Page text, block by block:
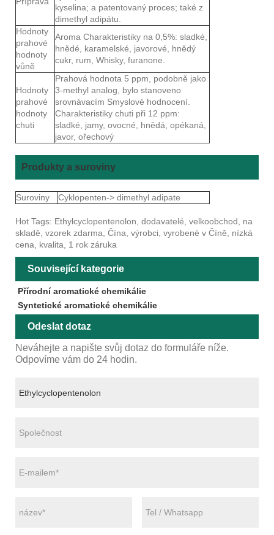
kyselina; a patentovaný proces; také z
dimethyl adipátu.
Hodnoty
prahové
hodnoty
vůně
Aroma Charakteristiky na 0,5%: sladké,
hnědé, karamelské, javorové, hnědý
cukr, rum, Whisky, furanone.
Hodnoty
prahové
hodnoty
chuti
Prahová hodnota 5 ppm, podobně jako
3-methyl analog, bylo stanoveno
srovnávacím Smyslové hodnocení.
Charakteristiky chuti při 12 ppm:
sladké, jamy, ovocné, hnědá, opékaná,
javor, ořechový
Produkty a suroviny
Suroviny Cyklopenten-> dimethyl adipate
Hot Tags: Ethylcyclopentenolon, dodavatelé, velkoobchod, na
skladě, vzorek zdarma, Čína, výrobci, vyrobené v Číně, nízká
cena, kvalita, 1 rok záruka
Související kategorie
Přírodní aromatické chemikálie
Syntetické aromatické chemikálie
Odeslat dotaz
Neváhejte a napište svůj dotaz do formuláře níže.
Odpovíme vám do 24 hodin.